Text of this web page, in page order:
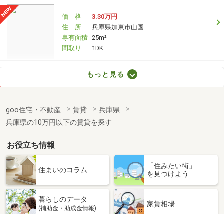
価 格
3.30万円
住 所
兵庫県加東市山国
専有面積 25m²
間取り
1DK
兵庫県高砂市伊保崎１丁目
専有面積
22.35m²
間取り
1K
兵庫県明石市西明石町５丁目
価 格
兵庫県明石市西明石町５丁目
専有面積 24.51m²
間取り
もっと見る
goo住宅・不動産 賃貸
兵庫県
兵庫県の10万円以下の賃貸を探す
お役立ち情報
住まいのコラム
「住みたい街」
を見つけよう
暮らしのデータ
(補助金・助成金情報)
家賃相場